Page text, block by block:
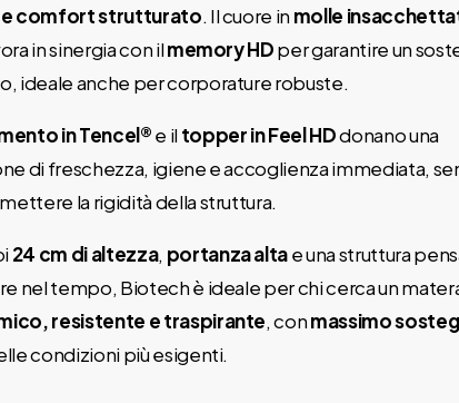
comfort strutturato. Il cuore in molle
in sinergia con ilmemory HDper garantire un
ideale anche per corporature robuste.
in Tencel®e iltopper in Feel HDdonano una
di freschezza, igiene e accoglienza immediata,
la rigidità della struttura.
24 cm di altezza, portanza altae una struttura
nel tempo, Biotech è ideale per chi cerca un
resistente e traspirante, conmassimo
condizioni più esigenti.